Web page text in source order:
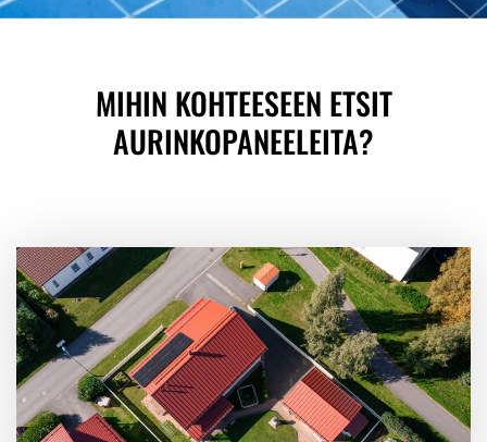
MIHIN KOHTEESEEN ETSIT
AURINKOPANEELEITA?